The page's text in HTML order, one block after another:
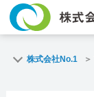
株式会社No.1